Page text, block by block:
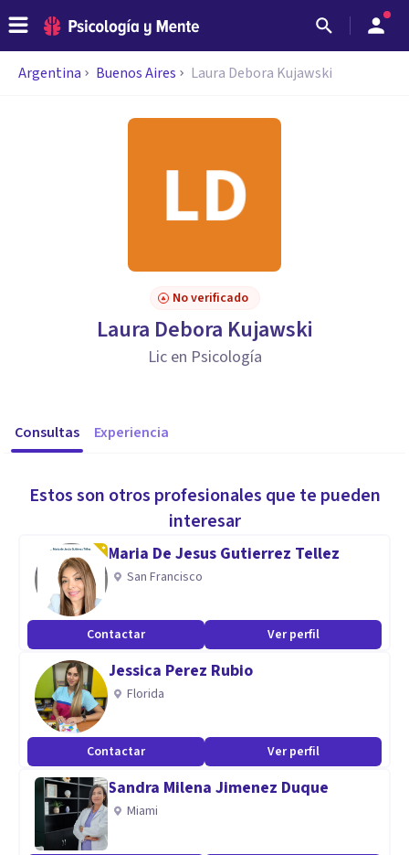
Argentina Buenos Aires Laura Debora Kujawski
No verificado
Laura Debora Kujawski
Lic en Psicología
Consultas Experiencia
Estos son otros profesionales que te pueden
interesar
Maria De Jesus Gutierrez Tellez
San Francisco
Contactar Ver perfil
Jessica Perez Rubio
Florida
Contactar Ver perfil
Sandra Milena Jimenez Duque
Miami